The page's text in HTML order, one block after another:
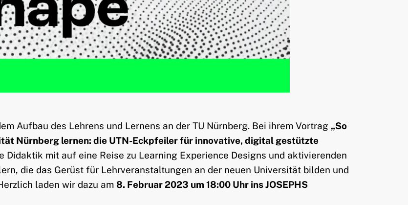
Aufbau des Lehrens und Lernens an der TU Nürnberg. Bei ihrem Vortrag „So
Nürnberg lernen: die UTN-Eckpfeiler für innovative, digital gestützte
Didaktik mit auf eine Reise zu Learning Experience Designs und aktivierenden
die das Gerüst für Lehrveranstaltungen an der neuen Universität bilden und
laden wir dazu am8. Februar 2023 um 18:00 Uhr ins JOSEPHS